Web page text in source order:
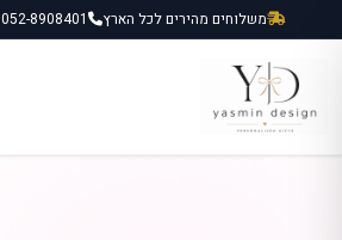
לתוכן
משלוחים מהירים לכל הארץ 052-8908401